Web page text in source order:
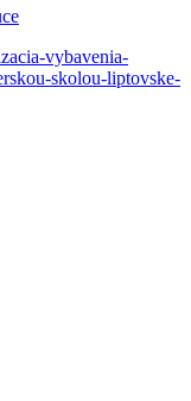
vybavenia-
skolou-liptovske-